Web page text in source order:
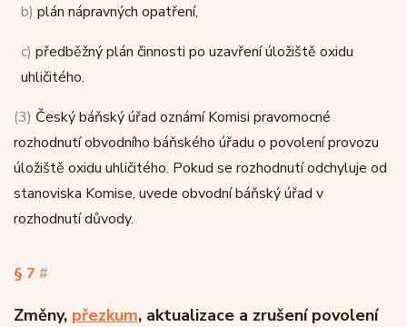
b) plán nápravných opatření,
c) předběžný plán činnosti po uzavření úložiště oxidu
uhličitého.
(3) Český báňský úřad oznámí Komisi pravomocné
rozhodnutí obvodního báňského úřadu o povolení provozu
úložiště oxidu uhličitého. Pokud se rozhodnutí odchyluje od
stanoviska Komise, uvede obvodní báňský úřad v
rozhodnutí důvody.
§ 7 #
Změny, přezkum, aktualizace a zrušení povolení